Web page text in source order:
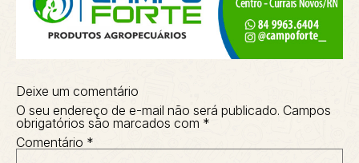
Deixe um comentário
O seu endereço de e-mail não será publicado. Campos
obrigatórios são marcados com *
Comentário *